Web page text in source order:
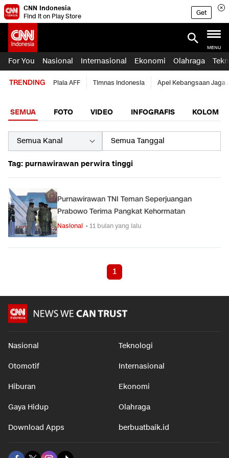
CNN Indonesia
Find it on Play Store
Get
MENU
For You Nasional Internasional Ekonomi Olahraga
TRENDING Piala AFF Timnas Indonesia Apel Kebangsaan Jaga
SEMUA FOTO VIDEO INFOGRAFIS KOLOM
Tag: purnawirawan perwira tinggi
Purnawirawan TNI Teman Seperjuangan
Prabowo Terima Pangkat Kehormatan
Nasional • 11 bulan yang lalu
1
Nasional Teknologi
Otomotif Internasional
Hiburan Ekonomi
Gaya Hidup Olahraga
Download Apps berbuatbaik.id